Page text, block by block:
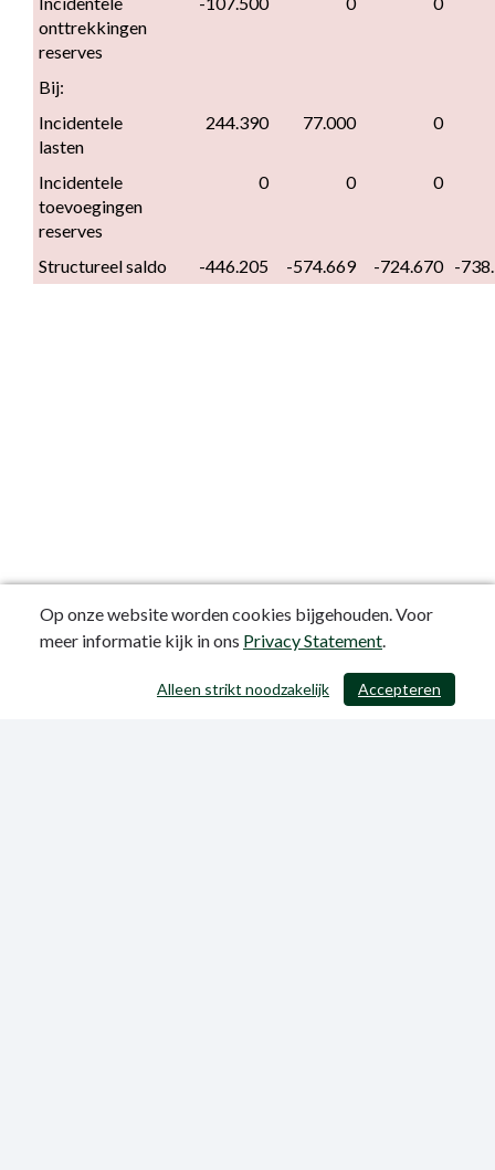
onttrekkingen
reserves
Bij:
Incidentele
lasten
244.390 77.000 0
Incidentele
toevoegingen
reserves
0 0 0
Structureel saldo -446.205 -574.669 -724.670 -
/ 371
Op onze website worden cookies bijgehouden. Voor
meer informatie kijk in ons Privacy Statement.
Accepteren
Alleen strikt noodzakelijk